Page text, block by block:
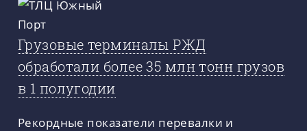
Грузовые терминалы РЖД
обработали более 35 млн тонн грузов
в 1 полугодии
Рекордные показатели перевалки и